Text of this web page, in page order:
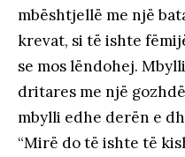
mbështjellë me një
krevat, si të ishte
se mos lëndohej.
dritares me një
mbylli edhe derën e
“Mirë do të ishte të